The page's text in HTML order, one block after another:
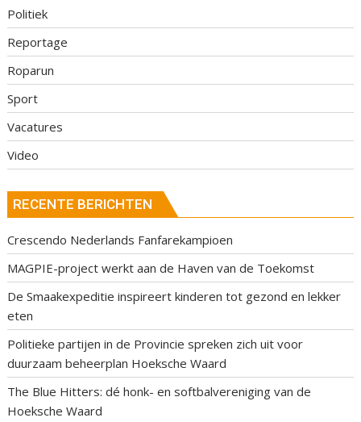
Politiek
Reportage
Roparun
Sport
Vacatures
Video
RECENTE BERICHTEN
Crescendo Nederlands Fanfarekampioen
MAGPIE-project werkt aan de Haven van de Toekomst
De Smaakexpeditie inspireert kinderen tot gezond en lekker
eten
Politieke partijen in de Provincie spreken zich uit voor
duurzaam beheerplan Hoeksche Waard
The Blue Hitters: dé honk- en softbalvereniging van de
Hoeksche Waard